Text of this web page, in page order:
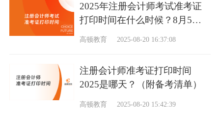
2025年注册会计师考试准考证
打印时间在什么时候？8月5日
至20日
高顿教育 2025-08-20 16:37:08
注册会计师准考证打印时间
2025是哪天？（附备考清单）
高顿教育 2025-08-20 15:42:39